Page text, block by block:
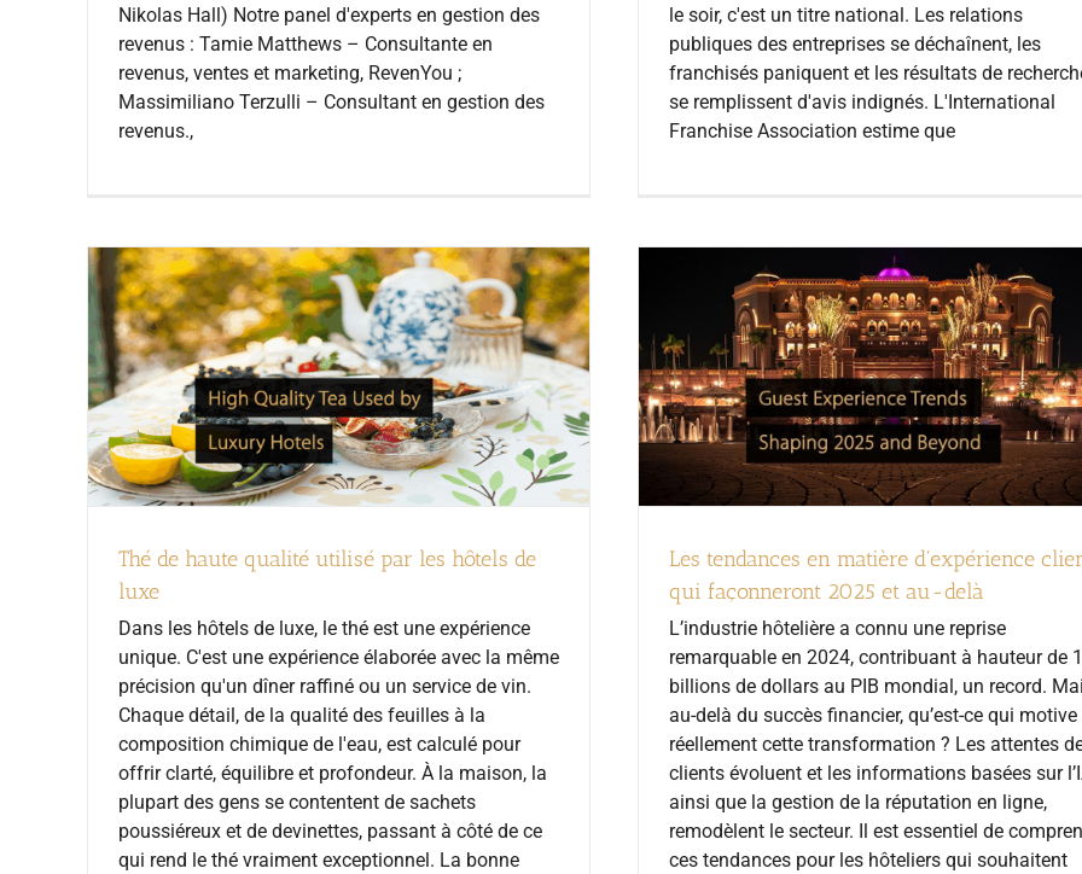
Nikolas Hall) Notre panel d'experts en gestion des
revenus : Tamie Matthews – Consultante en
revenus, ventes et marketing, RevenYou ;
Massimiliano Terzulli – Consultant en gestion des
revenus.,
le soir, c'est un titre national. Les relations
publiques des entreprises se déchaînent, les
franchisés paniquent et les résultats de
se remplissent d'avis indignés. L'International
Franchise Association estime que
Thé de haute qualité utilisé par les hôtels de
luxe
Dans les hôtels de luxe, le thé est une expérience
unique. C'est une expérience élaborée avec la même
précision qu'un dîner raffiné ou un service de vin.
Chaque détail, de la qualité des feuilles à la
composition chimique de l'eau, est calculé pour
offrir clarté, équilibre et profondeur. À la maison, la
plupart des gens se contentent de sachets
poussiéreux et de devinettes, passant à côté de ce
qui rend le thé vraiment exceptionnel. La bonne
Les tendances en matière d'expérience
qui façonneront 2025 et au-delà
L’industrie hôtelière a connu une reprise
remarquable en 2024, contribuant à hauteur de
billions de dollars au PIB mondial, un record.
au-delà du succès financier, qu’est-ce qui motive
réellement cette transformation ? Les attentes
clients évoluent et les informations basées sur
ainsi que la gestion de la réputation en ligne,
remodèlent le secteur. Il est essentiel de
ces tendances pour les hôteliers qui souhaitent